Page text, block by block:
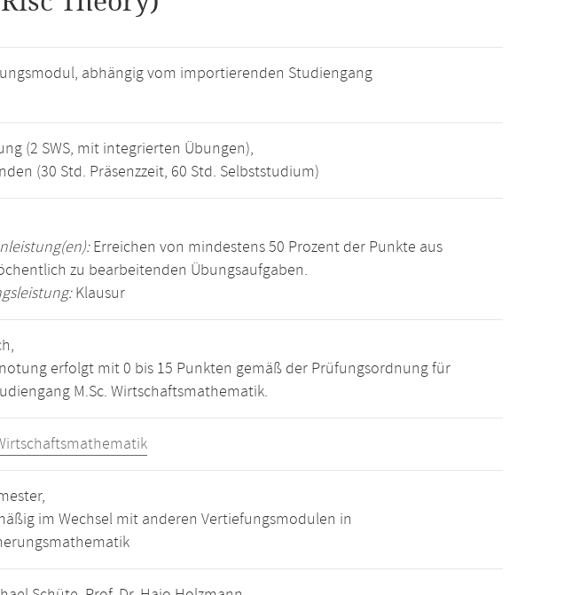
abhängig vom importierenden Studiengang
(2 SWS, mit integrierten Übungen),
(30 Std. Präsenzzeit, 60 Std. Selbststudium)
Erreichen von mindestens 50 Prozent der Punkte aus
zu bearbeitenden Übungsaufgaben.
Klausur
erfolgt mit 0 bis 15 Punkten gemäß der Prüfungsordnung für
M.Sc. Wirtschaftsmathematik.
im Wechsel mit anderen Vertiefungsmodulen in